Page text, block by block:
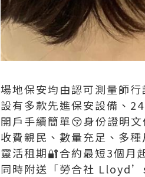
場地保安均由認可測量師行
設有多款先進保安設備、
開戶手續簡單😚身份證明
收費親民、數量充足、多
靈活租期🔐合約最短3個月
同時附送「勞合社